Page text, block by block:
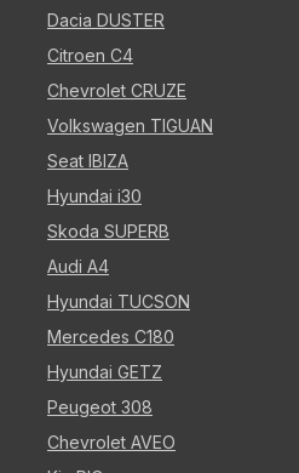
Dacia DUSTER
Citroen C4
Chevrolet CRUZE
Volkswagen TIGUAN
Seat IBIZA
Hyundai i30
Skoda SUPERB
Audi A4
Hyundai TUCSON
Mercedes C180
Hyundai GETZ
Peugeot 308
Chevrolet AVEO